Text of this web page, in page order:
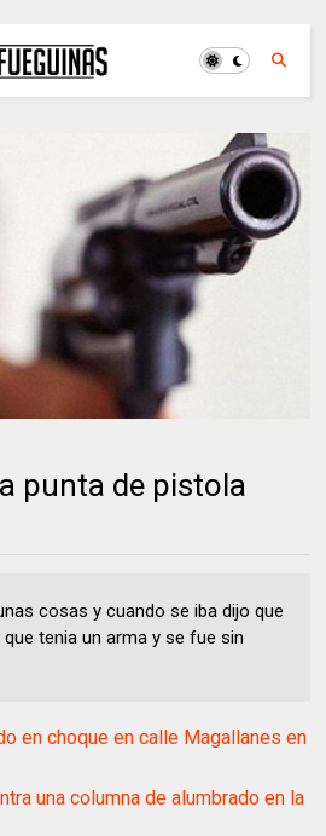
punta de pistola
cosas y cuando se iba dijo que
tenia un arma y se fue sin
en choque en calle Magallanes en
una columna de alumbrado en la